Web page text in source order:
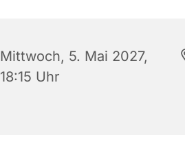
Mittwoch, 5. Mai 2027,
18:15 Uhr